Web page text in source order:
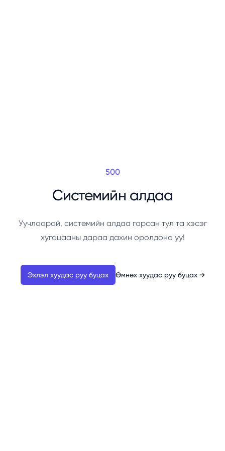
500
Системийн алдаа
Уучлаарай, системийн алдаа гарсан тул та хэсэг
хугацааны дараа дахин оролдоно уу!
Эхлэл хуудас руу буцах Өмнөх хуудас руу буцах →